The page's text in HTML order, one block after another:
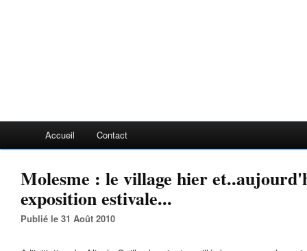
Accueil Contact
Molesme : le village hier
exposition estivale...
Publié le 31 Août 2010